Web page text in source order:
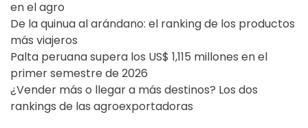
en el agro
De la quinua al arándano: el ranking de los productos
más viajeros
Palta peruana supera los US$ 1,115 millones en el
primer semestre de 2026
¿Vender más o llegar a más destinos? Los dos
rankings de las agroexportadoras